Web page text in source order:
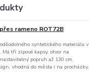
rameno ROT72B
syntetického materiálu v
Má tři zipové kapsy, otvor na
popruh až 130 cm.
vhodná do města i na procházky,